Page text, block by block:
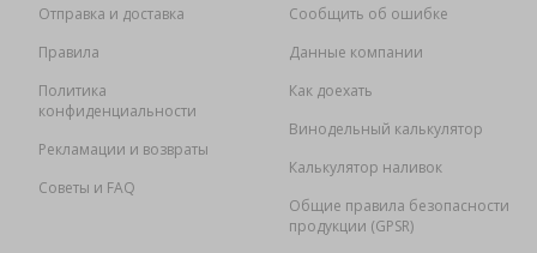
Отправка и доставка
Правила
Политика
конфиденциальности
Рекламации и возвраты
Советы и FAQ
Сообщить об ошибке
Данные компании
Как доехать
Винодельный калькулятор
Калькулятор наливок
Общие правила безопасности
продукции (GPSR)